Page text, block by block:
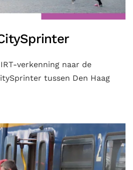
verkenning naar de
tussen Den Haag